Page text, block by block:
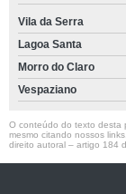
Vila da Serra
Lagoa Santa
Morro do Claro
Vespaziano
O conteúdo do texto desta
mesmo citando nossos
direito autoral – artigo 184